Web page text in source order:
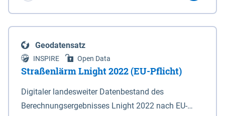
projizierte Koordinaten im Europäischen
Terrestrischen Referenzsystem 1989 (ETRS 89) mit
der Universalen Transversalen Mercator-Abbildung
bezogen auf die Zone 32 N (UTM 32N) dargestellt
(Anlage 4); Gleiches gilt für die geografischen
Geodatensatz
INSPIRE Open Data
Straßenlärm Lnight 2022 (EU-Pflicht)
Digitaler landesweiter Datenbestand des
Berechnungsergebnisses Lnight 2022 nach EU-